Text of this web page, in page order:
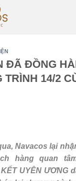
ĐÃ ĐỒNG
14/2
Navacos lại
hàng quan
UYÊN ƯƠNG